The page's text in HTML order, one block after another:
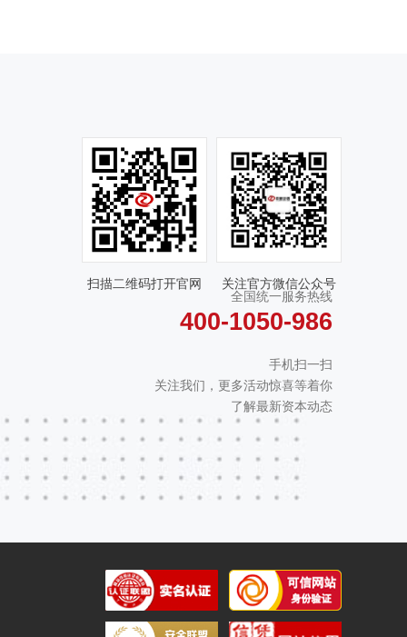
扫描二维码打开官网
关注官方微信公众号
全国统一服务热线
400-1050-986
手机扫一扫
关注我们，更多活动惊喜等着你
了解最新资本动态